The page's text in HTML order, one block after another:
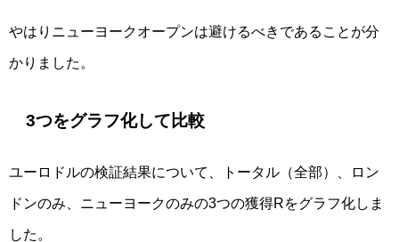
やはりニューヨークオープンは避けるべきであることが分
かりました。
3つをグラフ化して比較
ユーロドルの検証結果について、トータル（全部）、ロン
ドンのみ、ニューヨークのみの3つの獲得Rをグラフ化しま
した。